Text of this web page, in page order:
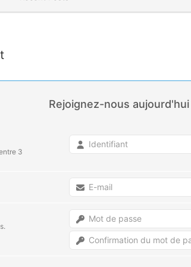
Rejoignez-nous aujourd'hui
3